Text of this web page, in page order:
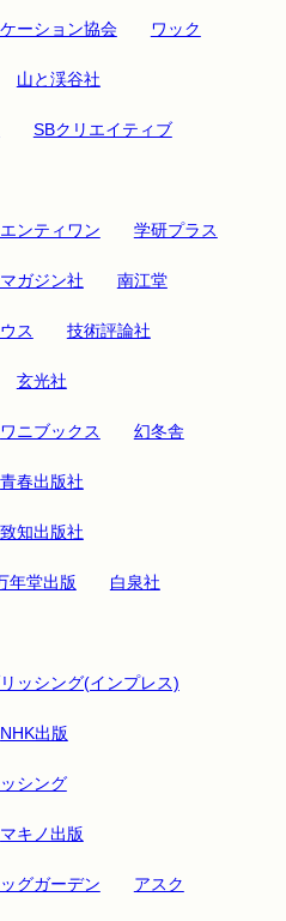
ーション協会 ワック
山と渓谷社
SBクリエイティブ
ンティワン 学研プラス
ガジン社 南江堂
ス 技術評論社
玄光社
ワニブックス 幻冬舎
青春出版社
致知出版社
年堂出版 白泉社
ッシング(インプレス)
NHK出版
シング
マキノ出版
グガーデン アスク